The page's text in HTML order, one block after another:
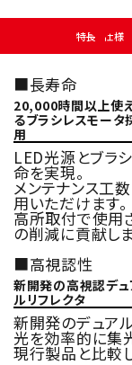
特長・仕様
■長寿命
20,000時間以上使
るブラシレスモータ
用
LED光源とブラ
命を実現。
メンテナンス工
用いただけます。
高所取付で使用
の削減に貢献しま
■高視認性
新開発の高視認デュ
ルリフレクタ
新開発のデュア
光を効率的に集
現行製品と比較